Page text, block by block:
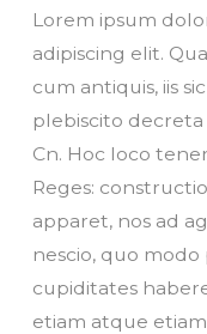
Lorem ipsum
adipiscing elit.
cum antiquis, iis
plebiscito decreta
Cn. Hoc loco
Reges:
apparet, nos ad
nescio, quo modo
cupiditates
etiam atque